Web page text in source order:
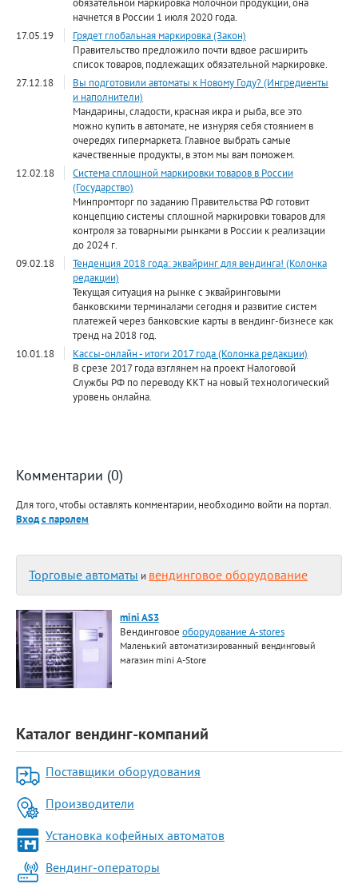
начнется в России 1 июля 2020 года.
17.05.19
Грядет глобальная маркировка (Закон)
Правительство предложило почти вдвое расширить
список товаров, подлежащих обязательной маркировке.
27.12.18
Вы подготовили автоматы к Новому Году? (Ингредиенты
и наполнители)
Мандарины, сладости, красная икра и рыба, все это
можно купить в автомате, не изнуряя себя стоянием в
очередях гипермаркета. Главное выбрать самые
качественные продукты, в этом мы вам поможем.
12.02.18
Система сплошной маркировки товаров в России
(Государство)
Минпромторг по заданию Правительства РФ готовит
концепцию системы сплошной маркировки товаров для
контроля за товарными рынками в России к реализации
до 2024 г.
09.02.18
Тенденция 2018 года: эквайринг для вендинга! (Колонка
редакции)
Текущая ситуация на рынке с эквайринговыми
банковскими терминалами сегодня и развитие систем
платежей через банковские карты в вендинг-бизнесе как
тренд на 2018 год.
10.01.18
Кассы-онлайн - итоги 2017 года (Колонка редакции)
В срезе 2017 года взглянем на проект Налоговой
Службы РФ по переводу ККТ на новый технологический
уровень онлайна.
Комментарии (0)
Для того, чтобы оставлять комментарии, необходимо войти на портал.
Вход с паролем
Торговые автоматы и вендинговое оборудование
mini AS3
Вендинговое оборудование A-stores
Маленький автоматизированный вендинговый
магазин mini A-Store
Каталог вендинг-компаний
Поставщики оборудования
Производители
Установка кофейных автоматов
Вендинг-операторы